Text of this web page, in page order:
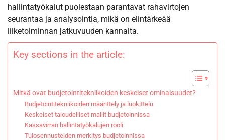
hallintatyökalut puolestaan parantavat rahavirtojen
seurantaa ja analysointia, mikä on elintärkeää
liiketoiminnan jatkuvuuden kannalta.
Key sections in the article:
Mitkä ovat budjetointitekniikoiden keskeiset ominaisuudet?
Budjetointitekniikoiden määrittely ja luokittelu
Keskeiset taloudelliset mallit budjetoinnissa
Kassavirran hallintatyökalujen rooli
Tulosennusteiden merkitys budjetoinnissa